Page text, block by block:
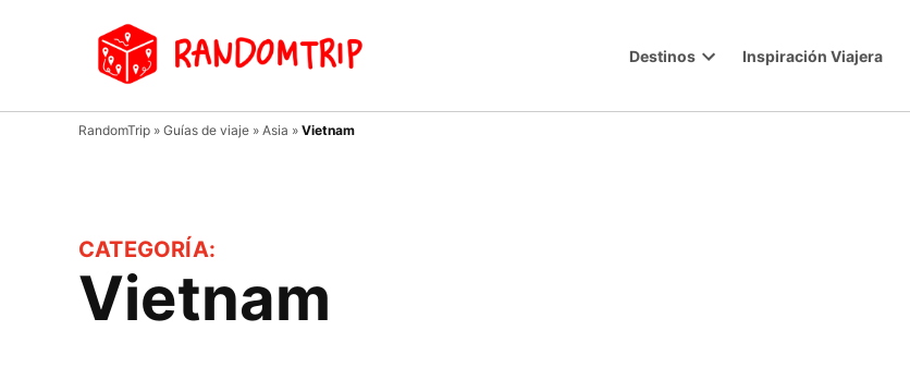
donde
Destinos
menu
Inspiración Viajera
RandomTrip » Guías de viaje » Asia » Vietnam
CATEGORÍA:
Vietnam